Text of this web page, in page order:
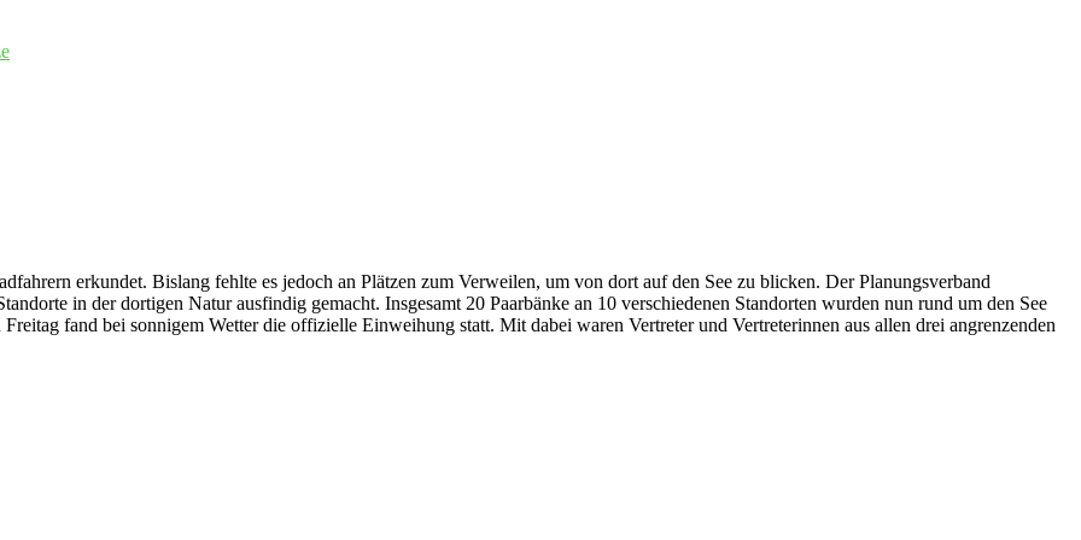
erkundet. Bislang fehlte es jedoch an Plätzen zum Verweilen, um von dort auf den See zu blicken. Der Planungsverband
in der dortigen Natur ausfindig gemacht. Insgesamt 20 Paarbänke an 10 verschiedenen Standorten wurden nun rund um den See
fand bei sonnigem Wetter die offizielle Einweihung statt. Mit dabei waren Vertreter und Vertreterinnen aus allen drei angrenzenden